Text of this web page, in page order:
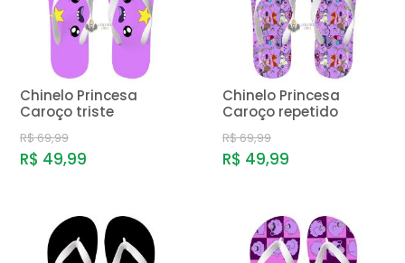
Chinelo Princesa
Caroço triste
R$ 69,99
R$ 49,99
Chinelo Princesa
Caroço repetido
R$ 69,99
R$ 49,99